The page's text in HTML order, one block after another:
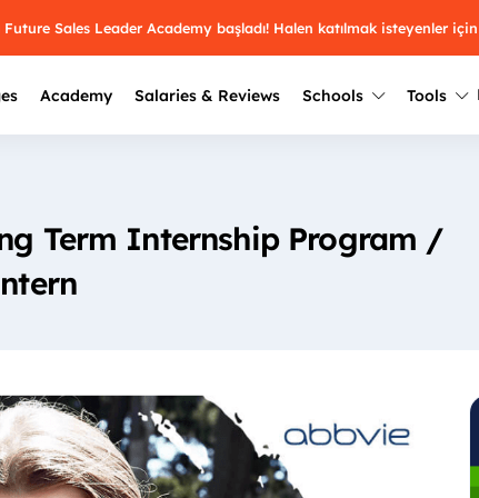
Sales Leader Academy başladı! Halen katılmak isteyenler
Academy Salaries & Reviews Schools
Üniversite
keşfet.
Tools
Youth Awards 2026
2025Winners
Term Internship Program /